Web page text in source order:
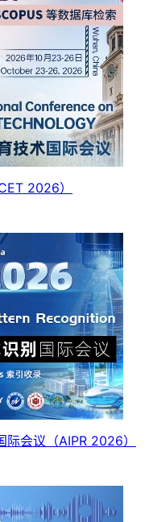
2026）
际会议 （AIPR 2026）